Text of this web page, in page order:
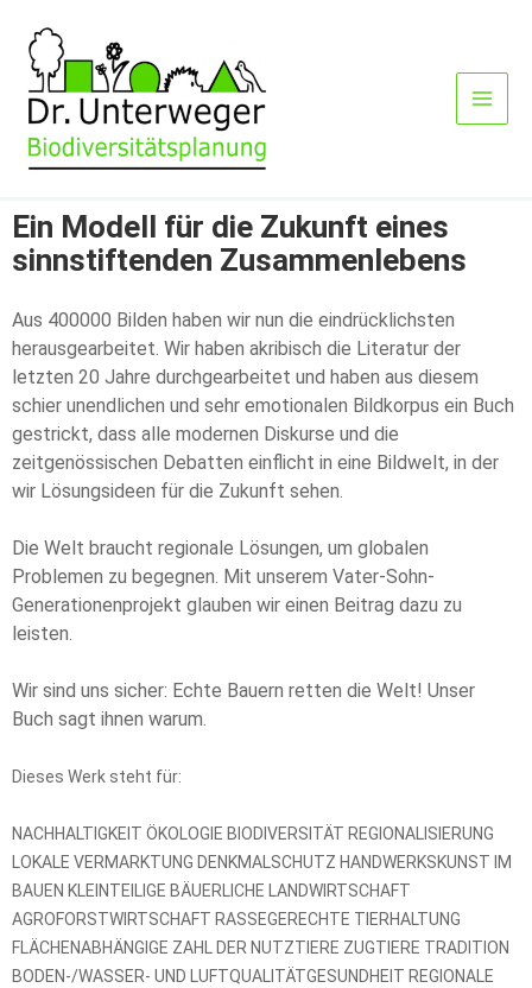
Inhalt
springen
Ein Modell für die Zukunft eines
sinnstiftenden Zusammenlebens
Aus 400000 Bilden haben wir nun die eindrücklichsten
herausgearbeitet. Wir haben akribisch die Literatur der
letzten 20 Jahre durchgearbeitet und haben aus diesem
schier unendlichen und sehr emotionalen Bildkorpus ein Buch
gestrickt, dass alle modernen Diskurse und die
zeitgenössischen Debatten einflicht in eine Bildwelt, in der
wir Lösungsideen für die Zukunft sehen.
Die Welt braucht regionale Lösungen, um globalen
Problemen zu begegnen. Mit unserem Vater-Sohn-
Generationenprojekt glauben wir einen Beitrag dazu zu
leisten.
Wir sind uns sicher: Echte Bauern retten die Welt! Unser
Buch sagt ihnen warum.
Dieses Werk steht für:
NACHHALTIGKEIT ÖKOLOGIE BIODIVERSITÄT REGIONALISIERUNG
LOKALE VERMARKTUNG DENKMALSCHUTZ HANDWERKSKUNST IM
BAUEN KLEINTEILIGE BÄUERLICHE LANDWIRTSCHAFT
AGROFORSTWIRTSCHAFT RASSEGERECHTE TIERHALTUNG
FLÄCHENABHÄNGIGE ZAHL DER NUTZTIERE ZUGTIERE TRADITION
BODEN-/WASSER- UND LUFTQUALITÄTGESUNDHEIT REGIONALE